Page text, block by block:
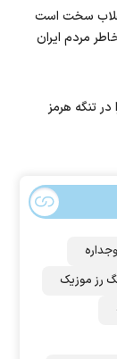
سخت است
مردم ایران
کشتی را در تنگه هرمز
رز‌ موزیک